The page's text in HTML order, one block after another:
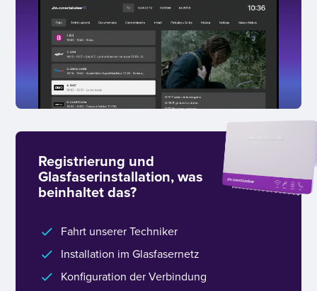
Registrierung und
Glasfaserinstallation, was
beinhaltet das?
Fahrt unserer Techniker
Installation im Glasfasernetz
Konfiguration der Verbindung